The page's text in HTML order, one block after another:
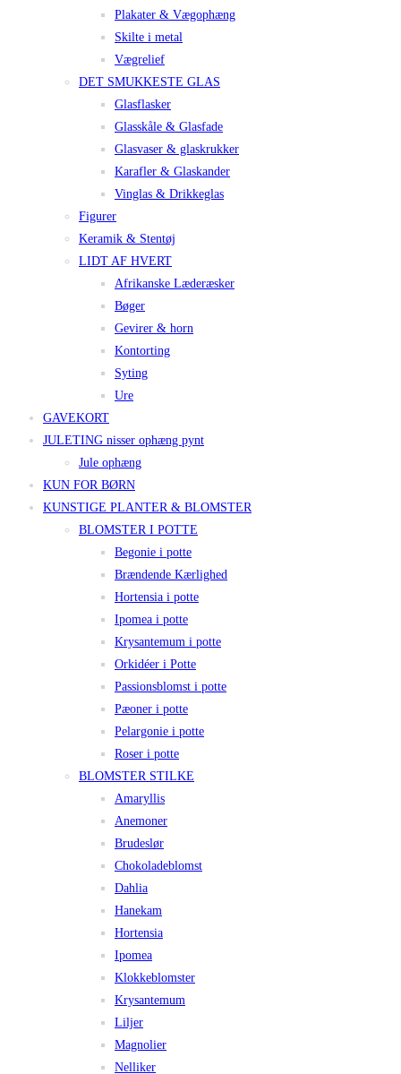
Plakater & Vægophæng
Skilte i metal
Vægrelief
DET SMUKKESTE GLAS
Glasflasker
Glasskåle & Glasfade
Glasvaser & glaskrukker
Karafler & Glaskander
Vinglas & Drikkeglas
Figurer
Keramik & Stentøj
LIDT AF HVERT
Afrikanske Læderæsker
Bøger
Gevirer & horn
Kontorting
Syting
Ure
GAVEKORT
JULETING nisser ophæng pynt
Jule ophæng
KUN FOR BØRN
KUNSTIGE PLANTER & BLOMSTER
BLOMSTER I POTTE
Begonie i potte
Brændende Kærlighed
Hortensia i potte
Ipomea i potte
Krysantemum i potte
Orkidéer i Potte
Passionsblomst i potte
Pæoner i potte
Pelargonie i potte
Roser i potte
BLOMSTER STILKE
Amaryllis
Anemoner
Brudeslør
Chokoladeblomst
Dahlia
Hanekam
Hortensia
Ipomea
Klokkeblomster
Krysantemum
Liljer
Magnolier
Nelliker